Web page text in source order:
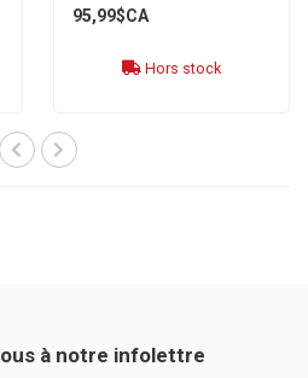
95,99$CA
Hors stock
à notre infolettre